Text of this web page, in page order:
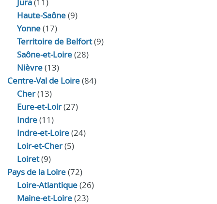
Haute‑Saône(9)
Yonne(17)
Territoire de Belfort(9)
Saône-et-Loire(28)
Nièvre(13)
Centre-Val de Loire(84)
Cher(13)
Eure‑et‑Loir(27)
Indre(11)
Indre‑et‑Loire(24)
Loir‑et‑Cher(5)
Loiret(9)
Pays de la Loire(72)
Loire-Atlantique(26)
Maine-et-Loire(23)